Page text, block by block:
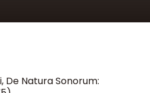
De Natura Sonorum: